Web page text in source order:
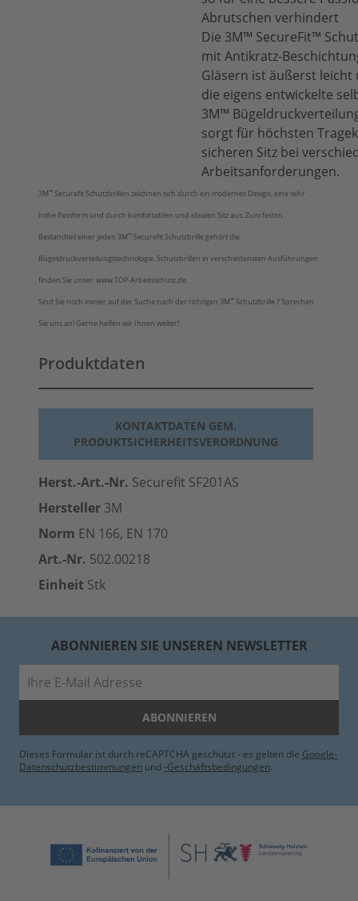
Abrutschen verhindert
Die 3M™ SecureFit™
mit Antikratz-
Gläsern ist äußerst
die eigens entwickelte
3M™
sorgt für höchsten
sicheren Sitz bei
Arbeitsanforderungen.
3M™ Securefit Schutzbrillen zeichnen sich durch ein modernes Design, eine sehr
hohe Passform und durch komfortablen und idealen Sitz aus. Zum festen
Bestandteil einer jeden 3M™ Securefit Schutzbrille gehört die
Bügeldruckverteilungstechnologie. Schutzbrillen in verschiedensten Ausführungen
finden Sie unter: www.TOP-Arbeitsschutz.de.
Sind Sie noch immer auf der Suche nach der richtigen 3M™ Schutzbrille ? Sprechen
Sie uns an! Gerne helfen wir Ihnen weiter!
Produktdaten
KONTAKTDATEN GEM.
PRODUKTSICHERHEITSVERORDNUNG
Herst.-Art.-Nr. Securefit SF201AS
Hersteller 3M
Norm EN 166, EN 170
Art.-Nr. 502.00218
Einheit Stk
ABONNIEREN SIE UNSEREN NEWSLETTER
ABONNIEREN
Dieses Formular ist durch reCAPTCHA geschützt - es gelten die Google-
Datenschutzbestimmungen und -Geschäftsbedingungen.